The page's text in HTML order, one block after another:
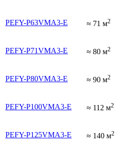
PEFY-P63VMA3-E ≈ 71 м2
PEFY-P71VMA3-E ≈ 80 м2
PEFY-P80VMA3-E ≈ 90 м2
PEFY-P100VMA3-E ≈ 112 м2
PEFY-P125VMA3-E ≈ 140 м2